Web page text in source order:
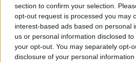
section to confirm your selection.
opt-out request is processed you may
interest-based ads based on personal
us or personal information disclosed
your opt-out. You may separately opt-
disclosure of your personal